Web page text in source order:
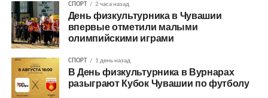
СПОРТ 2 часа назад
День физкультурника в Чувашии
впервые отметили малыми
олимпийскими играми
СПОРТ 1 день назад
В День физкультурника в Вурнарах
разыграют Кубок Чувашии по футболу